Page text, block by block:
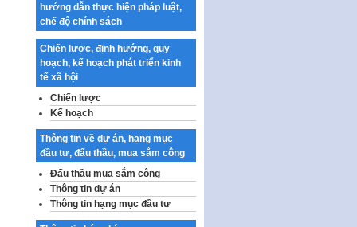
phí xây dựng pháp luật, hoàn
thiện thể chế, chính…
Quy định về nghiên cứu, ứng
dụng khoa học, công nghệ, đổi
mới sáng tạo và chuyển…
Quy định chi tiết và hướng dẫn
thi hành một số điều của Luật Lý
Sửa đổi, bổ sung một số nội
dung tại Nghị quyết số 30/NQ-
CP ngày 24 tháng 02…
Ban hành Chương trình hành
hướng dẫn thực hiện pháp luật,
chế độ chính sách
Chiến lược, định hướng, quy
hoạch, kế hoạch phát triển kinh
tế xã hội
Chiến lược
Kế hoạch
Thông tin về dự án, hạng mục
đầu tư, đấu thầu, mua sắm công
Đấu thầu mua sắm công
Thông tin dự án
Thông tin hạng mục đầu tư